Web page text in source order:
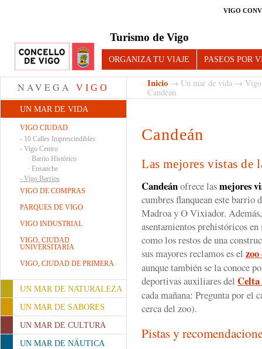
VIGO
Turismo de Vigo
ORGANIZA TU VIAJE PASEOS POR
NAVEGA VIGO
UN MAR DE VIDA
VIGO CIUDAD
- 10 Calles Imprescindibles
- Vigo Centro
· Barrio Histórico
· Ensanche
- Vigo Barrios
VIGO DE COMPRAS
PARQUES DE VIGO
VIGO INDUSTRIAL
VIGO, CIUDAD
UNIVERSITARIA
VIGO, CIUDAD DE PRIMERA
UN MAR DE NATURALEZA
UN MAR DE SABORES
UN MAR DE CULTURA
UN MAR DE NÁUTICA
Inicio → Un mar de vida →
Candeán
Candeán
Las mejores vistas de
Candeánofrece lasmejores
cumbres flanquean este barrio
Madroa y O Vixiador.
asentamientos prehistóricos
como los restos de una
sus mayores reclamos es el
aunque también se la conoce
deportivas auxiliares del Celta
cada mañana: Pregunta por el
cerca del zoo).
Pistas y